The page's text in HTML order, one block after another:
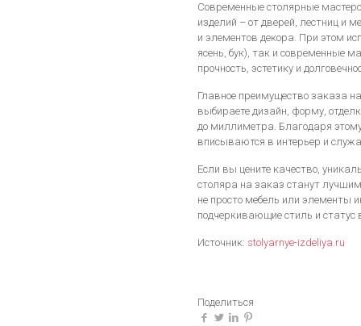
Современные столярные
изделий – от дверей, лестниц и
и элементов декора. При этом
ясень, бук), так и современные
прочность, эстетику и
Главное преимущество заказа
выбираете дизайн, форму,
до миллиметра. Благодаря
вписываются в интерьер и
Если вы цените качество,
столяра на заказ станут
не просто мебель или элементы
подчеркивающие стиль и статус
Источник: stolyarnye-izdeliya.ru
Поделиться